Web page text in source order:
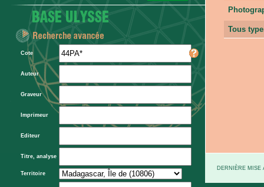
Cote
Auteur
Graveur
Imprimeur
Editeur
Titre, analyse
Territoire
Tous
DERNIÈRE MISE